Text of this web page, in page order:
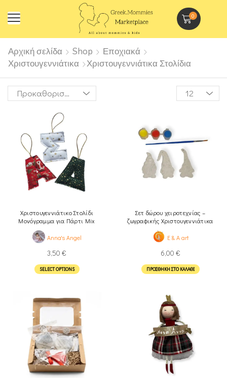
0
Αρχική σελίδα Shop
Εποχιακά
Χριστουγεννιάτικα
Χριστουγεννιάτικα Στολίδια
Χριστουγεννιάτικο Στολίδι
Μονόγραμμα για Πάρτι Mix
Anna's Angel
3,50 €
SELECT OPTIONS
Σετ δώρου χειροτεχνίας –
ζωγραφικής Χριστουγεννιάτικα
E & A art
6,00 €
ΠΡΟΣΘΉΚΗ ΣΤΟ ΚΑΛΆΘΙ